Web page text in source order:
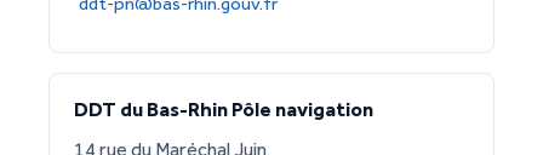
DDT du Bas-Rhin Pôle navigation
14 rue du Maréchal Juin